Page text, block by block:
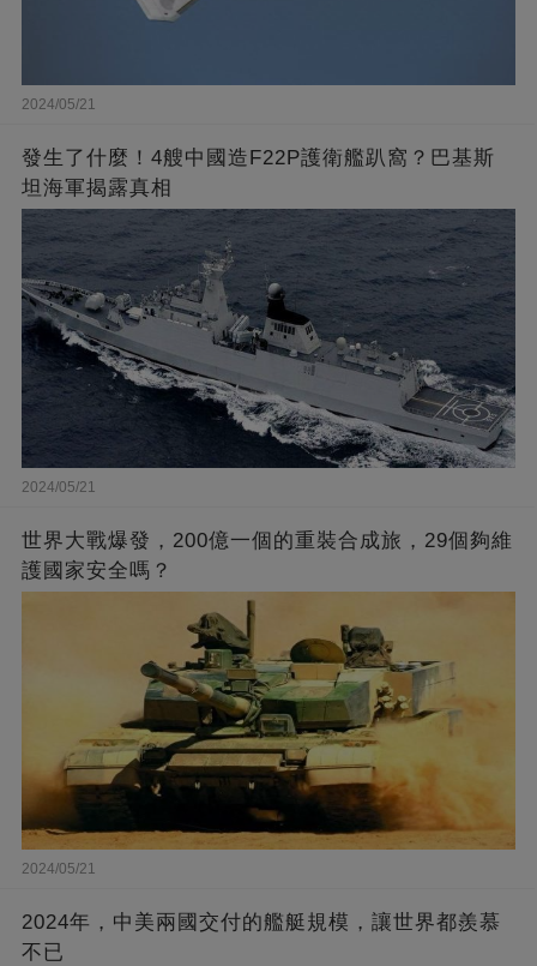
2024/05/21
發生了什麼！4艘中國造F22P護衛艦趴窩？巴基斯
坦海軍揭露真相
2024/05/21
世界大戰爆發，200億一個的重裝合成旅，29個夠維
護國家安全嗎？
2024/05/21
2024年，中美兩國交付的艦艇規模，讓世界都羨慕
不已